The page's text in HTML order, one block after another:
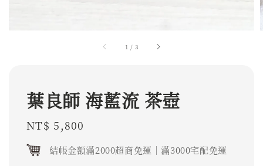
1 / 3
葉良師 海藍流 茶壺
Regular
price
NT$ 5,800
結帳金額滿2000超商免運｜滿3000宅配免運